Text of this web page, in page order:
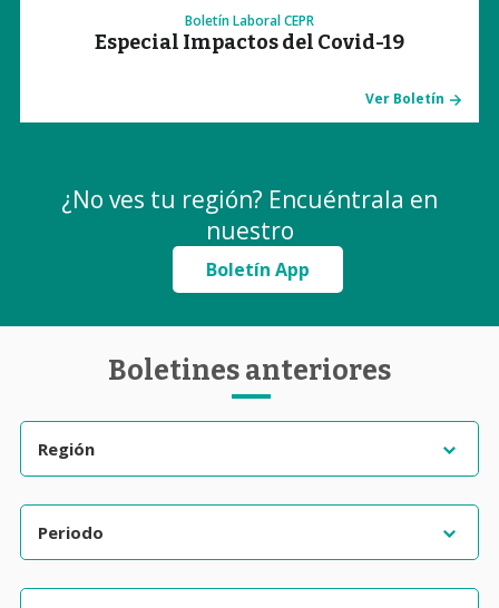
Boletín Laboral CEPR
Especial Impactos del Covid-19
Ver Boletín
¿No ves tu región? Encuéntrala en
nuestro
Boletín App
Boletines anteriores